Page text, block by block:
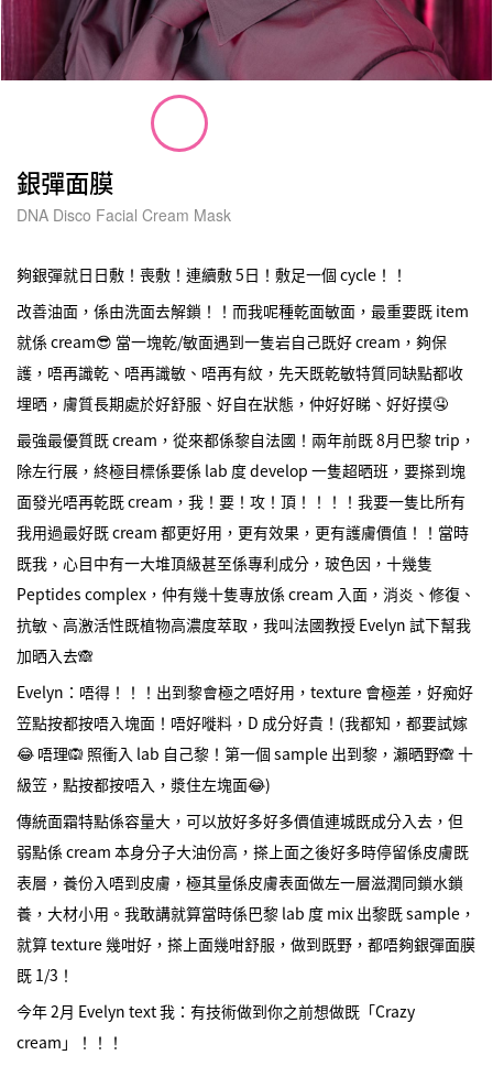
銀彈面膜
DNA Disco Facial Cream Mask
夠銀彈就日日敷！喪敷！連續敷 5日！敷足一個 cycle！！
改善油面，係由洗面去解鎖！！而我呢種乾面敏面，最重要既 item
就係 cream😎 當一塊乾/敏面遇到一隻岩自己既好 cream，夠保
護，唔再識乾、唔再識敏、唔再有紋，先天既乾敏特質同缺點都收
埋晒，膚質長期處於好舒服、好自在狀態，仲好好睇、好好摸🤤
最強最優質既 cream，從來都係黎自法國！兩年前既 8月巴黎 trip，
除左行展，終極目標係要係 lab 度 develop 一隻超晒班，要搽到塊
面發光唔再乾既 cream，我！要！攻！頂！！！！我要一隻比所有
我用過最好既 cream 都更好用，更有效果，更有護膚價值！！當時
既我，心目中有一大堆頂級甚至係專利成分，玻色因，十幾隻
Peptides complex，仲有幾十隻專放係 cream 入面，消炎、修復、
抗敏、高激活性既植物高濃度萃取，我叫法國教授 Evelyn 試下幫我
加晒入去🙈
Evelyn：唔得！！！出到黎會極之唔好用，texture 會極差，好痴好
笠點按都按唔入塊面！唔好嘥料，D 成分好貴！(我都知，都要試嫁
😂 唔理🙉 照衝入 lab 自己黎！第一個 sample 出到黎，瀨晒野🙈 十
級笠，點按都按唔入，漿住左塊面😂)
傳統面霜特點係容量大，可以放好多好多價值連城既成分入去，但
弱點係 cream 本身分子大油份高，搽上面之後好多時停留係皮膚既
表層，養份入唔到皮膚，極其量係皮膚表面做左一層滋潤同鎖水鎖
養，大材小用。我敢講就算當時係巴黎 lab 度 mix 出黎既 sample，
就算 texture 幾咁好，搽上面幾咁舒服，做到既野，都唔夠銀彈面膜
既 1/3！
今年 2月 Evelyn text 我：有技術做到你之前想做既「Crazy
cream」！！！